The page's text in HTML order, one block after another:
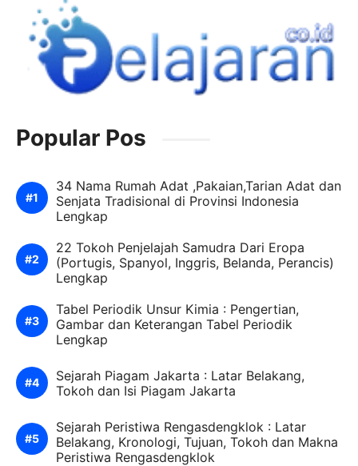
Popular Pos
34 Nama Rumah Adat ,Pakaian,Tarian Adat dan
Senjata Tradisional di Provinsi Indonesia
Lengkap
22 Tokoh Penjelajah Samudra Dari Eropa
(Portugis, Spanyol, Inggris, Belanda, Perancis)
Lengkap
Tabel Periodik Unsur Kimia : Pengertian,
Gambar dan Keterangan Tabel Periodik
Lengkap
Sejarah Piagam Jakarta : Latar Belakang,
Tokoh dan Isi Piagam Jakarta
Sejarah Peristiwa Rengasdengklok : Latar
Belakang, Kronologi, Tujuan, Tokoh dan Makna
Peristiwa Rengasdengklok